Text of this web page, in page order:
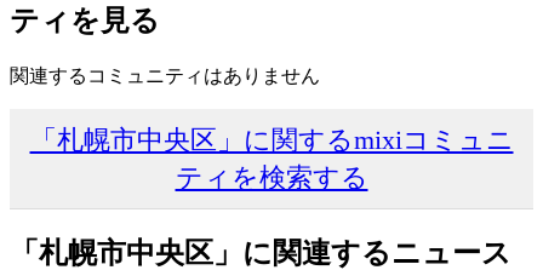
ティを見る
関連するコミュニティはありません
「札幌市中央区」に関するmixiコミュニ
ティを検索する
「札幌市中央区」に関連するニュース